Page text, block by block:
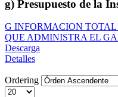
g) Presupuesto de la
G INFORMACION
QUE ADMINISTRA EL
Descarga
Detalles
Ordering